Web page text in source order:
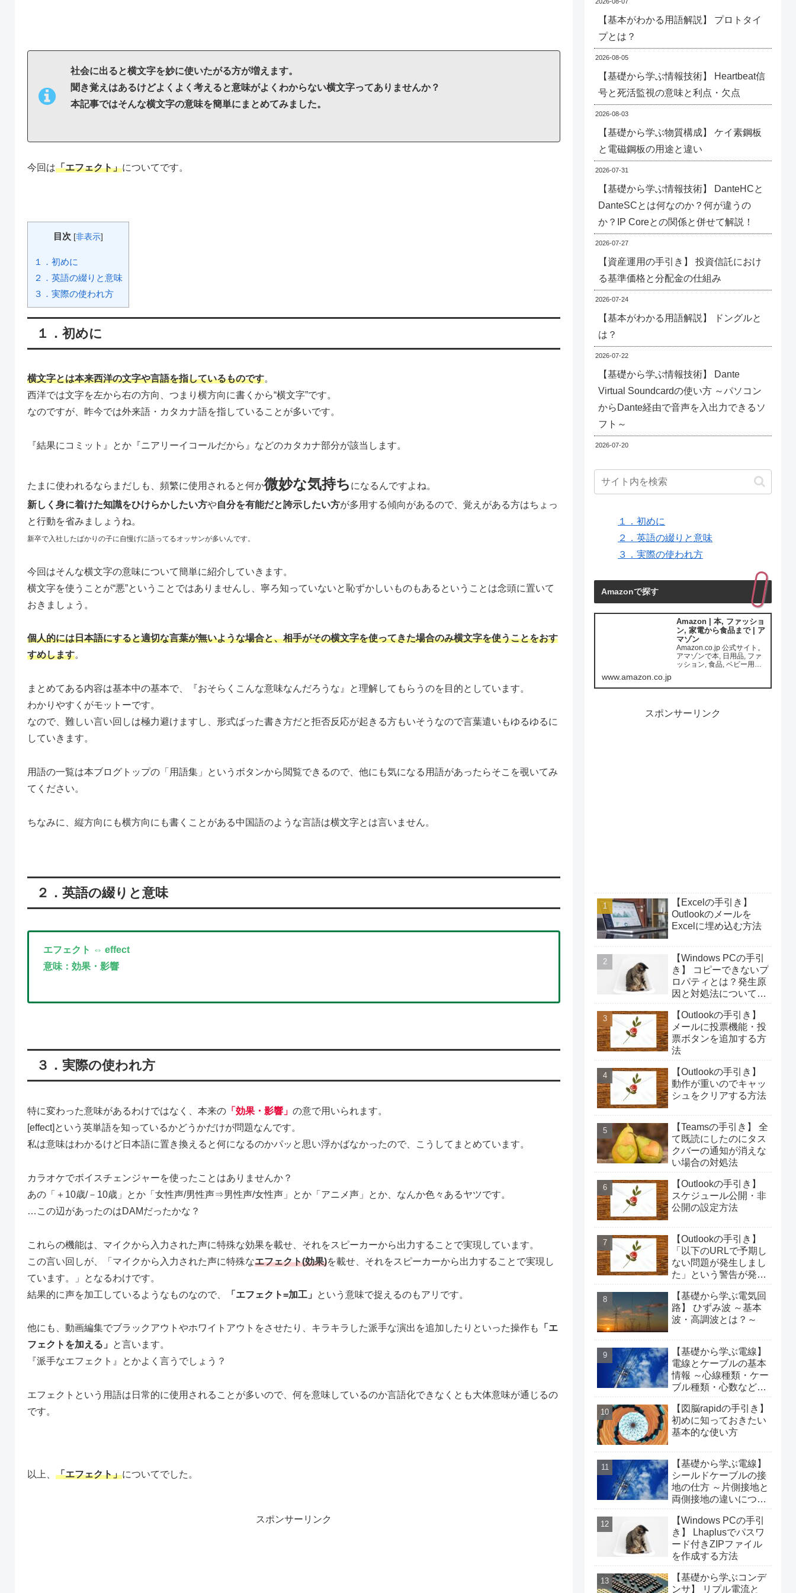
社会に出ると横文字を妙に使いたがる方が増えます。
聞き覚えはあるけどよくよく考えると意味がよくわからない横文字ってありませんか？
本記事ではそんな横文字の意味を簡単にまとめてみました。
今回は「エフェクト」についてです。
目次 [非表示]
１．初めに
２．英語の綴りと意味
３．実際の使われ方
１．初めに
横文字とは本来西洋の文字や言語を指しているものです。
西洋では文字を左から右の方向、つまり横方向に書くから“横文字”です。
なのですが、昨今では外来語・カタカナ語を指していることが多いです。
『結果にコミット』とか『ニアリーイコールだから』などのカタカナ部分が該当します。
たまに使われるならまだしも、頻繁に使用されると何か微妙な気持ち になるんですよね。
新しく身に着けた知識をひけらかしたい方や自分を有能だと誇示したい方が多用する傾向があるので、覚えがある方はちょっ
と行動を省みましょうね。
新卒で入社したばかりの子に自慢げに語ってるオッサンが多いんです。
今回はそんな横文字の意味について簡単に紹介していきます。
横文字を使うことが“悪”ということではありませんし、寧ろ知っていないと恥ずかしいものもあるということは念頭に置いて
おきましょう。
個人的には日本語にすると適切な言葉が無いような場合と、相手がその横文字を使ってきた場合のみ横文字を使うことをおす
すめします。
まとめてある内容は基本中の基本で、『おそらくこんな意味なんだろうな』と理解してもらうのを目的としています。
わかりやすくがモットーです。
なので、難しい言い回しは極力避けますし、形式ばった書き方だと拒否反応が起きる方もいそうなので言葉遣いもゆるゆるに
していきます。
用語の一覧は本ブログトップの「用語集」というボタンから閲覧できるので、他にも気になる用語があったらそこを覗いてみ
てください。
ちなみに、縦方向にも横方向にも書くことがある中国語のような言語は横文字とは言いません。
２．英語の綴りと意味
エフェクト ⇔ effect
意味：効果・影響
３．実際の使われ方
特に変わった意味があるわけではなく、本来の 「効果・影響」 の意で用いられます。
[effect]という英単語を知っているかどうかだけが問題なんです。
私は意味はわかるけど日本語に置き換えると何になるのかパッと思い浮かばなかったので、こうしてまとめています。
カラオケでボイスチェンジャーを使ったことはありませんか？
あの「＋10歳/－10歳」とか「女性声/男性声⇒男性声/女性声」とか「アニメ声」とか、なんか色々あるヤツです。
…この辺があったのはDAMだったかな？
これらの機能は、マイクから入力された声に特殊な効果を載せ、それをスピーカーから出力することで実現しています。
この言い回しが、「マイクから入力された声に特殊なエフェクト(効果)を載せ、それをスピーカーから出力することで実現し
ています。」となるわけです。
結果的に声を加工しているようなものなので、
「エフェクト=加工」 という意味で捉えるのもアリです。
他にも、動画編集でブラックアウトやホワイトアウトをさせたり、キラキラした派手な演出を追加したりといった操作も
「エ
フェクトを加える」
と言います。
『派手なエフェクト』とかよく言うでしょう？
エフェクトという用語は日常的に使用されることが多いので、何を意味しているのか言語化できなくとも大体意味が通じるの
です。
以上、 「エフェクト」についてでした。
スポンサーリンク
【基本がわかる用語解説】 プロトタイ
プとは？
2026-08-05
【基礎から学ぶ情報技術】 Heartbeat信
号と死活監視の意味と利点・欠点
2026-08-03
【基礎から学ぶ物質構成】 ケイ素鋼板
と電磁鋼板の用途と違い
2026-07-31
【基礎から学ぶ情報技術】 DanteHCと
DanteSCとは何なのか？何が違うの
か？IP Coreとの関係と併せて解説！
2026-07-27
【資産運用の手引き】 投資信託におけ
る基準価格と分配金の仕組み
2026-07-24
【基本がわかる用語解説】 ドングルと
は？
2026-07-22
【基礎から学ぶ情報技術】 Dante
Virtual Soundcardの使い方 ～パソコン
からDante経由で音声を入出力できるソ
フト～
2026-07-20
１．初めに
２．英語の綴りと意味
３．実際の使われ方
Amazonで探す
Amazon | 本, ファッショ
ン, 家電から食品まで | ア
マゾン
Amazon.co.jp 公式サイト。
アマゾンで本, 日用品, ファ
ッション, 食品, ベビー用品,
送無料(一部を除く)
www.amazon.co.jp
スポンサーリンク
【Excelの手引き】
Outlookのメールを
Excelに埋め込む方法
【Windows PCの手引
き】 コピーできないプ
ロパティとは？発生原
因と対処法について解
【Outlookの手引き】
メールに投票機能・投
票ボタンを追加する方
法
【Outlookの手引き】
動作が重いのでキャッ
シュをクリアする方法
【Teamsの手引き】 全
て既読にしたのにタス
クバーの通知が消えな
い場合の対処法
【Outlookの手引き】
スケジュール公開・非
公開の設定方法
【Outlookの手引き】
「以下のURLで予期し
ない問題が発生しまし
た」という警告が発生
【基礎から学ぶ電気回
路】 ひずみ波 ～基本
波・高調波とは？～
【基礎から学ぶ電線】
電線とケーブルの基本
情報 ～心線種類・ケー
ブル種類・心数などに
【図脳rapidの手引き】
初めに知っておきたい
基本的な使い方
【基礎から学ぶ電線】
シールドケーブルの接
地の仕方 ～片側接地と
両側接地の違いについ
【Windows PCの手引
き】 Lhaplusでパスワ
ード付きZIPファイル
を作成する方法
【基礎から学ぶコンデ
ンサ】 リプル電流と